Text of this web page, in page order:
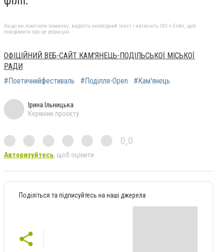
Якщо ви помітили помилку, виділіть необхідний текст і натисніть Ctrl + Enter, щоб
повідомити про це редакцію
ОФІЦІЙНИЙ ВЕБ-САЙТ КАМ'ЯНЕЦЬ-ПОДІЛЬСЬКОЇ МІСЬКОЇ
РАДИ
#Поетичнийфестиваль
#Поділля-Open #Кам'янець
Ірина Ільницька
Керівник проєкту
0,0
Авторизуйтесь, щоб оцінити
Поділіться та підписуйтесь на наші джерела